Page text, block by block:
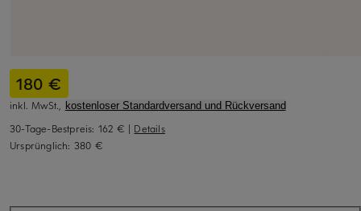
180 €
inkl. MwSt., kostenloser Standardversand und Rückversand
30-Tage-Bestpreis: 162 € | Details
Ursprünglich: 380 €